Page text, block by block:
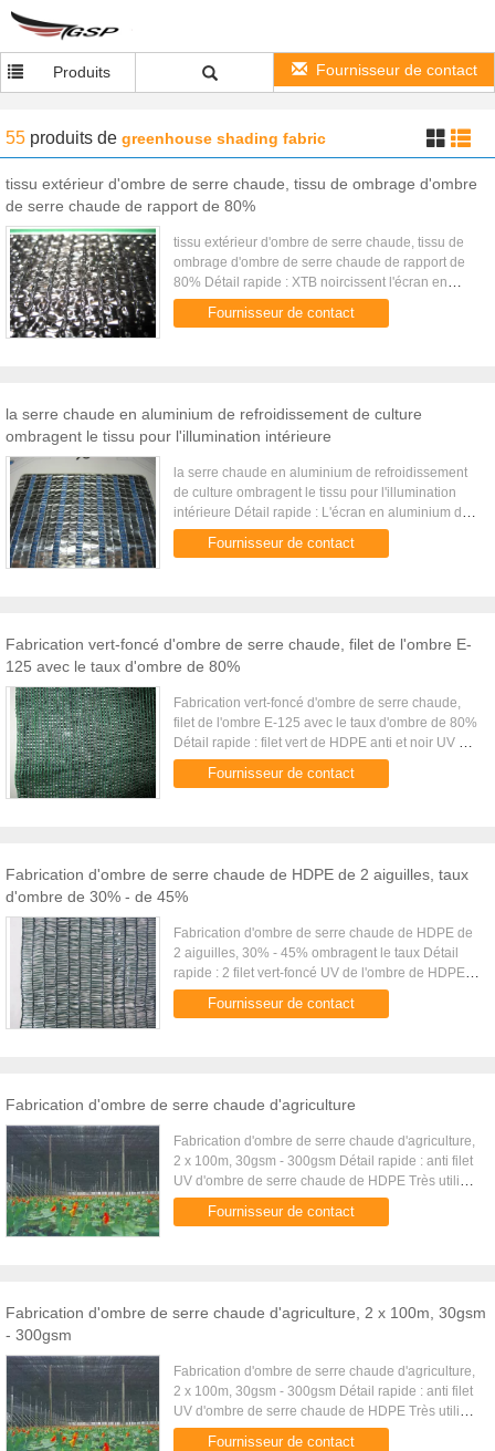
Produits Fournisseur de contact
55 produits de greenhouse shading fabric
tissu extérieur d'ombre de serre chaude, tissu de ombrage d'ombre
de serre chaude de rapport de 80%
tissu extérieur d'ombre de serre chaude, tissu de
ombrage d'ombre de serre chaude de rapport de
80% Détail rapide : XTB noircissent l'écran en
plastique de rayure pour l'ombrage extérieur sont
situés sur le ...
Fournisseur de contact
la serre chaude en aluminium de refroidissement de culture
ombragent le tissu pour l'illumination intérieure
la serre chaude en aluminium de refroidissement
de culture ombragent le tissu pour l'illumination
intérieure Détail rapide : L'écran en aluminium de
XTB pour l'ombrage intérieur est utilisé pour
commander l...
Fournisseur de contact
Fabrication vert-foncé d'ombre de serre chaude, filet de l'ombre E-
125 avec le taux d'ombre de 80%
Fabrication vert-foncé d'ombre de serre chaude,
filet de l'ombre E-125 avec le taux d'ombre de 80%
Détail rapide : filet vert de HDPE anti et noir UV de
l'ombre e-125 Très utilisé pour les fermes, la serre
...
Fournisseur de contact
Fabrication d'ombre de serre chaude de HDPE de 2 aiguilles, taux
d'ombre de 30% - de 45%
Fabrication d'ombre de serre chaude de HDPE de
2 aiguilles, 30% - 45% ombragent le taux Détail
rapide : 2 filet vert-foncé UV de l'ombre de HDPE
d'aiguilles anti e-30 Très utilisé pour les fermes, la
serre ...
Fournisseur de contact
Fabrication d'ombre de serre chaude d'agriculture
Fabrication d'ombre de serre chaude d'agriculture,
2 x 100m, 30gsm - 300gsm Détail rapide : anti filet
UV d'ombre de serre chaude de HDPE Très utilisé
pour les fermes, la serre chaude et l'horticulture d...
Fournisseur de contact
Fabrication d'ombre de serre chaude d'agriculture, 2 x 100m, 30gsm
- 300gsm
Fabrication d'ombre de serre chaude d'agriculture,
2 x 100m, 30gsm - 300gsm Détail rapide : anti filet
UV d'ombre de serre chaude de HDPE Très utilisé
pour les fermes, la serre chaude et l'horticulture d...
Fournisseur de contact